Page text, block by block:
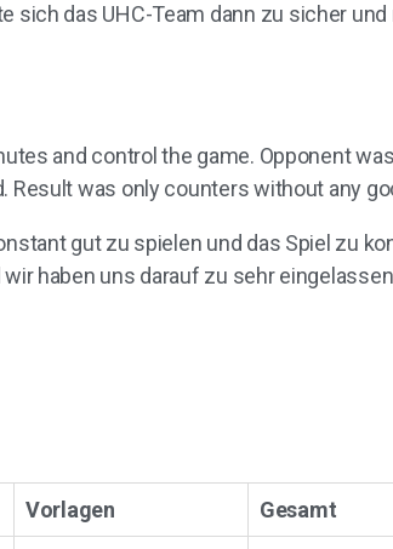
das UHC-Team dann zu sicher
and control the game. Opponent
was only counters without any
gut zu spielen und das Spiel zu
haben uns darauf zu sehr
Vorlagen Gesamt